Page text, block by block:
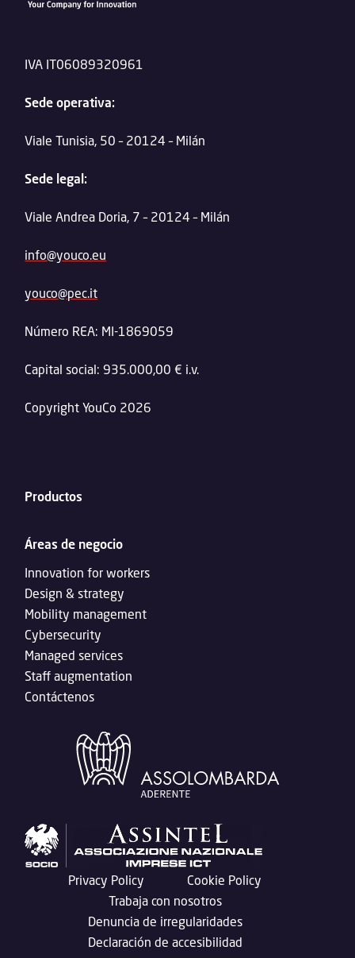
IVA IT06089320961
Sede operativa:
Viale Tunisia, 50 – 20124 – Milán
Sede legal:
Viale Andrea Doria, 7 – 20124 – Milán
info@youco.eu
youco@pec.it
Número REA: MI-1869059
Capital social: 935.000,00 € i.v.
Copyright YouCo 2026
Productos
Áreas de negocio
Innovation for workers
Design & strategy
Mobility management
Cybersecurity
Managed services
Staff augmentation
Contáctenos
Privacy Policy
Cookie Policy
Trabaja con nosotros
Denuncia de irregularidades
Declaración de accesibilidad